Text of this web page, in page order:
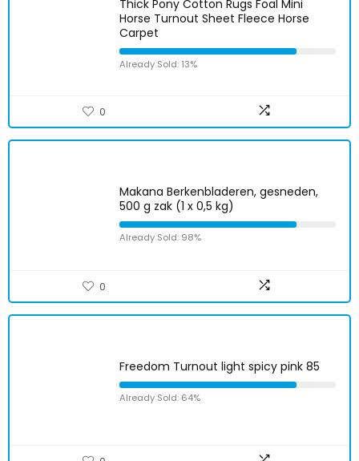
Thick Pony Cotton Rugs Foal Mini
Horse Turnout Sheet Fleece Horse
Carpet
Already Sold: 13%
0
Makana Berkenbladeren, gesneden,
500 g zak (1 x 0,5 kg)
Already Sold: 98%
0
Freedom Turnout light spicy pink 85
Already Sold: 64%